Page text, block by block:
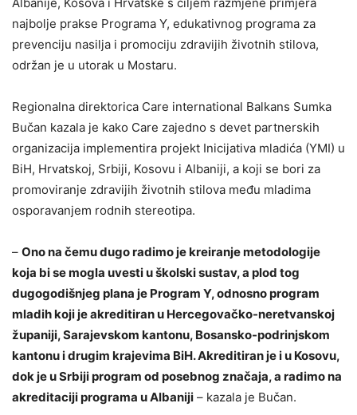
najbolje prakse Programa Y, edukativnog programa za
prevenciju nasilja i promociju zdravijih životnih stilova,
održan je u utorak u Mostaru.
Regionalna direktorica Care international Balkans Sumka
Bučan kazala je kako Care zajedno s devet partnerskih
organizacija implementira projekt Inicijativa mladića (YMI) u
BiH, Hrvatskoj, Srbiji, Kosovu i Albaniji, a koji se bori za
promoviranje zdravijih životnih stilova među mladima
osporavanjem rodnih stereotipa.
– Ono na čemu dugo radimo je kreiranje metodologije
koja bi se mogla uvesti u školski sustav, a plod tog
dugogodišnjeg plana je Program Y, odnosno program
mladih koji je akreditiran u Hercegovačko-neretvanskoj
županiji, Sarajevskom kantonu, Bosansko-podrinjskom
kantonu i drugim krajevima BiH. Akreditiran je i u Kosovu,
dok je u Srbiji program od posebnog značaja, a radimo na
akreditaciji programa u Albaniji – kazala je Bučan.